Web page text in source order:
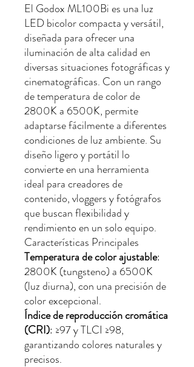
El Godox ML100Bi es una luz
LED bicolor compacta y versátil,
diseñada para ofrecer una
iluminación de alta calidad en
diversas situaciones fotográficas y
cinematográficas. Con un rango
de temperatura de color de
2800K a 6500K, permite
adaptarse fácilmente a diferentes
condiciones de luz ambiente. Su
diseño ligero y portátil lo
convierte en una herramienta
ideal para creadores de
contenido, vloggers y fotógrafos
que buscan flexibilidad y
rendimiento en un solo equipo.
Características Principales
Temperatura de color ajustable:
2800K (tungsteno) a 6500K
(luz diurna), con una precisión de
color excepcional.
Índice de reproducción cromática
(CRI): ≥97 y TLCI ≥98,
garantizando colores naturales y
precisos.